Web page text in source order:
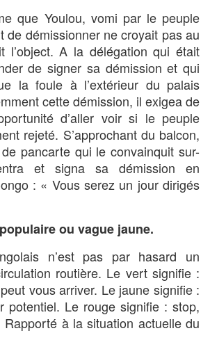
que Youlou, vomi par le peuple
de démissionner ne croyait pas au
l’object. A la délégation qui était
de signer sa démission et qui
la foule à l’extérieur du palais
cette démission, il exigea de
d’aller voir si le peuple
rejeté. S’approchant du balcon,
pancarte qui le convainquit sur-
et signa sa démission en
: « Vous serez un jour dirigés
ou vague jaune.
n’est pas par hasard un
routière. Le vert signifie :
vous arriver. Le jaune signifie :
potentiel. Le rouge signifie : stop,
à la situation actuelle du